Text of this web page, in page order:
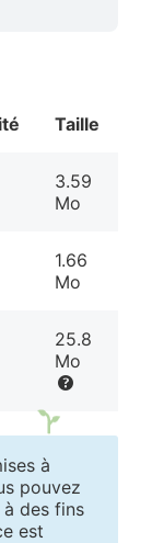
Taille
3.59
Mo
1.66
Mo
25.8
Mo
à
pouvez
des fins
est